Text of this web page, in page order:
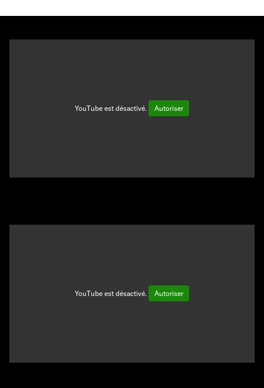
YouTube est désactivé. Autoriser
YouTube est désactivé. Autoriser